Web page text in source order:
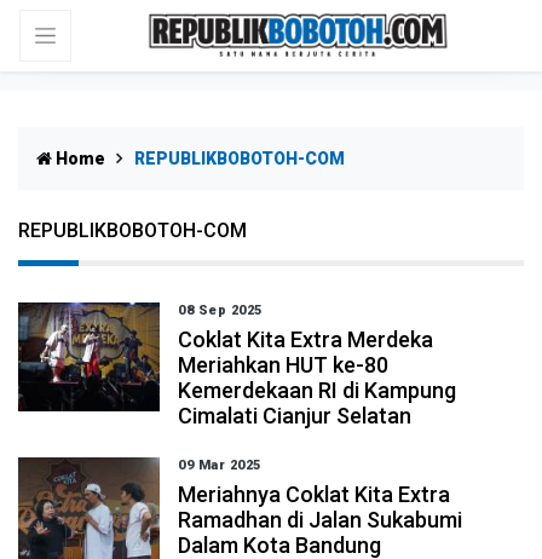
Home REPUBLIKBOBOTOH-COM
REPUBLIKBOBOTOH-COM
08 Sep 2025
Coklat Kita Extra Merdeka
Meriahkan HUT ke-80
Kemerdekaan RI di Kampung
Cimalati Cianjur Selatan
09 Mar 2025
Meriahnya Coklat Kita Extra
Ramadhan di Jalan Sukabumi
Dalam Kota Bandung